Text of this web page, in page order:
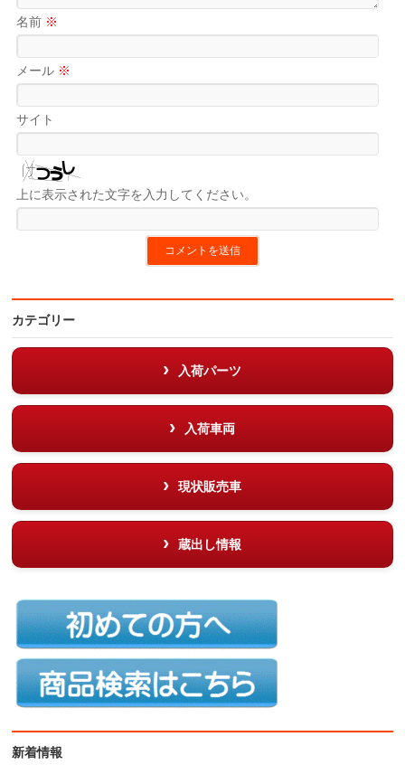
名前 ※
メール ※
サイト
上に表示された文字を入力してください。
カテゴリー
入荷パーツ
入荷車両
現状販売車
蔵出し情報
新着情報